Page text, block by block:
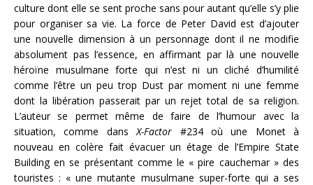
culture dont elle se sent proche sans pour autant qu’elle s’y plie
pour organiser sa vie. La force de Peter David est d’ajouter
une nouvelle dimension à un personnage dont il ne modifie
absolument pas l’essence, en affirmant par là une nouvelle
héroïne musulmane forte qui n’est ni un cliché d’humilité
comme l’être un peu trop Dust par moment ni une femme
dont la libération passerait par un rejet total de sa religion.
L’auteur se permet même de faire de l’humour avec la
situation, comme dansX-Factor #234 où une Monet à
nouveau en colère fait évacuer un étage de l’Empire State
Building en se présentant comme le « pire cauchemar » des
touristes : « une mutante musulmane super-forte qui a ses